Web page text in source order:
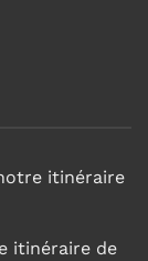
itinéraire
itinéraire de